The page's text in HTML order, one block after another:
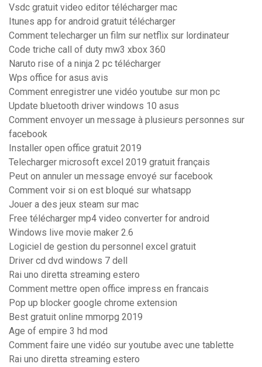
Vsdc gratuit video editor télécharger mac
Itunes app for android gratuit télécharger
Comment telecharger un film sur netflix sur lordinateur
Code triche call of duty mw3 xbox 360
Naruto rise of a ninja 2 pc télécharger
Wps office for asus avis
Comment enregistrer une vidéo youtube sur mon pc
Update bluetooth driver windows 10 asus
Comment envoyer un message à plusieurs personnes sur
facebook
Installer open office gratuit 2019
Telecharger microsoft excel 2019 gratuit français
Peut on annuler un message envoyé sur facebook
Comment voir si on est bloqué sur whatsapp
Jouer a des jeux steam sur mac
Free télécharger mp4 video converter for android
Windows live movie maker 2.6
Logiciel de gestion du personnel excel gratuit
Driver cd dvd windows 7 dell
Rai uno diretta streaming estero
Comment mettre open office impress en francais
Pop up blocker google chrome extension
Best gratuit online mmorpg 2019
Age of empire 3 hd mod
Comment faire une vidéo sur youtube avec une tablette
Rai uno diretta streaming estero